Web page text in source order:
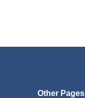
Other Pages